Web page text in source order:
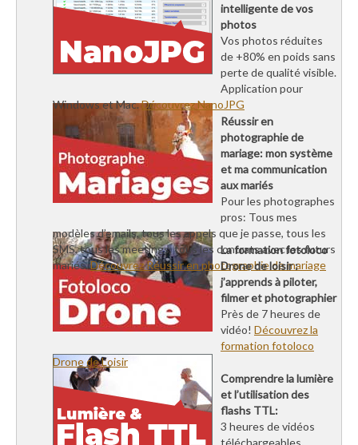
intelligente de vos
photos
Vos photos réduites
de +80% en poids sans
perte de qualité visible.
Application pour
Windows et Mac.Découvrez NanoJPG
Réussir en
photographie de
mariage: mon système
et ma communication
aux mariés
Pour les photographes
pros: Tous mes
modèles d’emails, tous les appels que je passe, tous les
SMS, tous les meetings, tous les contrats avec les futurs
mariés.Découvrez Réussir en photographie de mariage
La formation fotoloco
Drone de loisir :
j’apprends à piloter,
filmer et photographier
Près de 7 heures de
vidéo! Découvrez la
formation fotoloco
Drone de Loisir
Comprendre la lumière
et l’utilisation des
flashs TTL:
3 heures de vidéos
téléchargeables.